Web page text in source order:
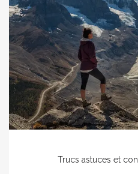
Trucs astuces et